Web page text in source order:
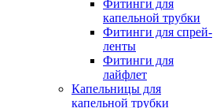
Фитинги для
капельной трубки
Фитинги для спрей-
ленты
Фитинги для
лайфлет
Капельницы для
капельной трубки